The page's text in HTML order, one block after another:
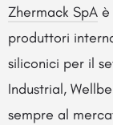
Zhermack SpA
produttori
siliconici per il
Industrial,
sempre al